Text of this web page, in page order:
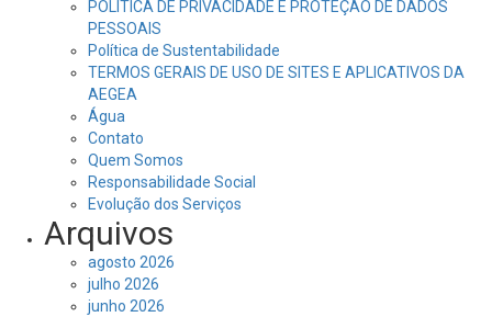
POLÍTICA DE PRIVACIDADE E PROTEÇÃO DE DADOS
PESSOAIS
Política de Sustentabilidade
TERMOS GERAIS DE USO DE SITES E APLICATIVOS DA
AEGEA
Água
Contato
Quem Somos
Responsabilidade Social
Evolução dos Serviços
Arquivos
agosto 2026
julho 2026
junho 2026